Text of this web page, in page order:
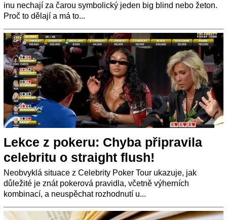
inu nechají za čarou symbolický jeden big blind nebo žeton.
Proč to dělají a má to...
Lekce z pokeru: Chyba připravila
celebritu o straight flush!
Neobvyklá situace z Celebrity Poker Tour ukazuje, jak
důležité je znát pokerová pravidla, včetně výherních
kombinací, a neuspěchat rozhodnutí u...